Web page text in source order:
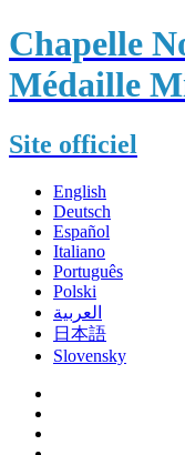
Chapelle
Médaille
Site officiel
English
Deutsch
Español
Italiano
Português
Polski
العربية
日本語
Slovensky